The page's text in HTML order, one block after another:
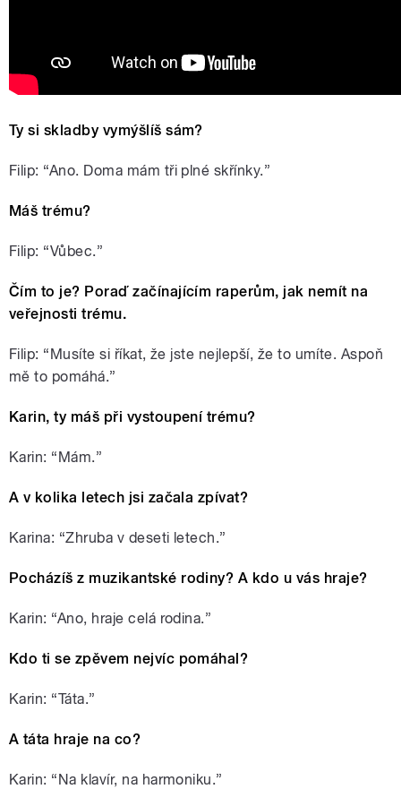
Ty si skladby vymýšlíš sám?
Filip: “Ano. Doma mám tři plné skřínky.”
Máš trému?
Filip: “Vůbec.”
Čím to je? Poraď začínajícím raperům, jak nemít na
veřejnosti trému.
Filip: “Musíte si říkat, že jste nejlepší, že to umíte. Aspoň
mě to pomáhá.”
Karin, ty máš při vystoupení trému?
Karin: “Mám.”
A v kolika letech jsi začala zpívat?
Karina: “Zhruba v deseti letech.”
Pocházíš z muzikantské rodiny? A kdo u vás hraje?
Karin: “Ano, hraje celá rodina.”
Kdo ti se zpěvem nejvíc pomáhal?
Karin: “Táta.”
A táta hraje na co?
Karin: “Na klavír, na harmoniku.”